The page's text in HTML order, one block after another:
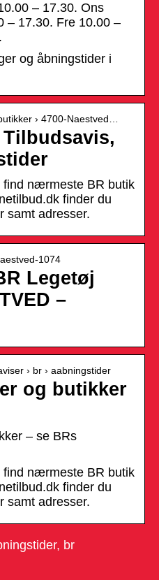
– 17.30. Ons
– 17.30. Fre 10.00 –
og åbningstider i
› 4700-Naestved…
find nærmeste BR butik
finder du
samt adresser.
1074
Legetøj
–
› br › aabningstider
og butikker
– se BRs
find nærmeste BR butik
finder du
samt adresser.
br